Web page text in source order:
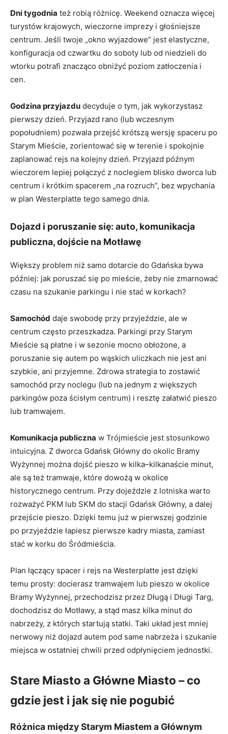
Dni tygodnia też robią różnicę. Weekend oznacza więcej
turystów krajowych, wieczorne imprezy i głośniejsze
centrum. Jeśli twoje „okno wyjazdowe” jest elastyczne,
konfiguracja od czwartku do soboty lub od niedzieli do
wtorku potrafi znacząco obniżyć poziom zatłoczenia i
cen.
Godzina przyjazdu decyduje o tym, jak wykorzystasz
pierwszy dzień. Przyjazd rano (lub wczesnym
popołudniem) pozwala przejść krótszą wersję spaceru po
Starym Mieście, zorientować się w terenie i spokojnie
zaplanować rejs na kolejny dzień. Przyjazd późnym
wieczorem lepiej połączyć z noclegiem blisko dworca lub
centrum i krótkim spacerem „na rozruch”, bez wpychania
w plan Westerplatte tego samego dnia.
Dojazd i poruszanie się: auto, komunikacja
publiczna, dojście na Motławę
Większy problem niż samo dotarcie do Gdańska bywa
później: jak poruszać się po mieście, żeby nie zmarnować
czasu na szukanie parkingu i nie stać w korkach?
Samochód daje swobodę przy przyjeździe, ale w
centrum często przeszkadza. Parkingi przy Starym
Mieście są płatne i w sezonie mocno obłożone, a
poruszanie się autem po wąskich uliczkach nie jest ani
szybkie, ani przyjemne. Zdrowa strategia to zostawić
samochód przy noclegu (lub na jednym z większych
parkingów poza ścisłym centrum) i resztę załatwić pieszo
lub tramwajem.
Komunikacja publiczna w Trójmieście jest stosunkowo
intuicyjna. Z dworca Gdańsk Główny do okolic Bramy
Wyżynnej można dojść pieszo w kilka–kilkanaście minut,
ale są też tramwaje, które dowożą w okolice
historycznego centrum. Przy dojeździe z lotniska warto
rozważyć PKM lub SKM do stacji Gdańsk Główny, a dalej
przejście pieszo. Dzięki temu już w pierwszej godzinie
po przyjeździe łapiesz pierwsze kadry miasta, zamiast
stać w korku do Śródmieścia.
Plan łączący spacer i rejs na Westerplatte jest dzięki
temu prosty: docierasz tramwajem lub pieszo w okolice
Bramy Wyżynnej, przechodzisz przez Długą i Długi Targ,
dochodzisz do Motławy, a stąd masz kilka minut do
nabrzeży, z których startują statki. Taki układ jest mniej
nerwowy niż dojazd autem pod same nabrzeża i szukanie
miejsca w ostatniej chwili przed odpłynięciem jednostki.
Stare Miasto a Główne Miasto – co
gdzie jest i jak się nie pogubić
Różnica między Starym Miastem a Głównym